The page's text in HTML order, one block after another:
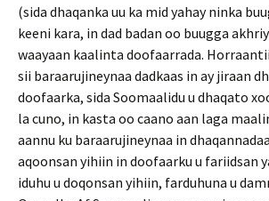
(sida dhaqanka uu ka mid yahay ninka
keeni kara, in dad badan oo buugga
waayaan kaalinta doofaarrada.
sii baraarujineynaa dadkaas in ay jiraan
doofaarka, sida Soomaalidu u dhaqato
la cuno, in kasta oo caano aan laga
aannu ku baraarujineynaa in
aqoonsan yihiin in doofaarku u fariidsan
iduhu u doqonsan yihiin, farduhuna u